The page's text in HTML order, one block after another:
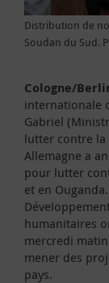
Distribution de
Soudan du Sud.
Cologne/
internationale
Gabriel
lutter contre la
Allemagne a
pour lutter
et en
humanitaires
mercredi
mener des
pays.